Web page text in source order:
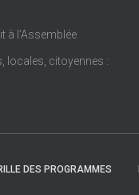
à l’Assemblée
locales, citoyennes :
DES PROGRAMMES